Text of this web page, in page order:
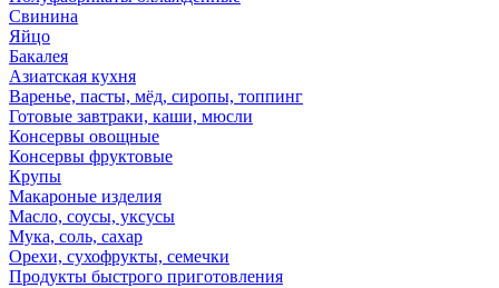
Свинина
Яйцо
Бакалея
Азиатская кухня
Варенье, пасты, мёд, сиропы, топпинг
Готовые завтраки, каши, мюсли
Консервы овощные
Консервы фруктовые
Крупы
Макароные изделия
Масло, соусы, уксусы
Мука, соль, сахар
Орехи, сухофрукты, семечки
Продукты быстрого приготовления